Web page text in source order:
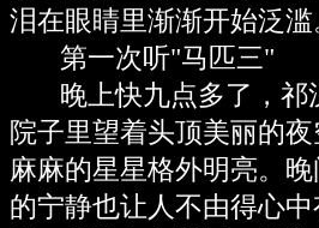
泪在眼睛里渐渐开始泛滥
第一次听"马匹三"
晚上快九点多了，祁
院子里望着头顶美丽的
麻麻的星星格外明亮。
的宁静也让人不由得心